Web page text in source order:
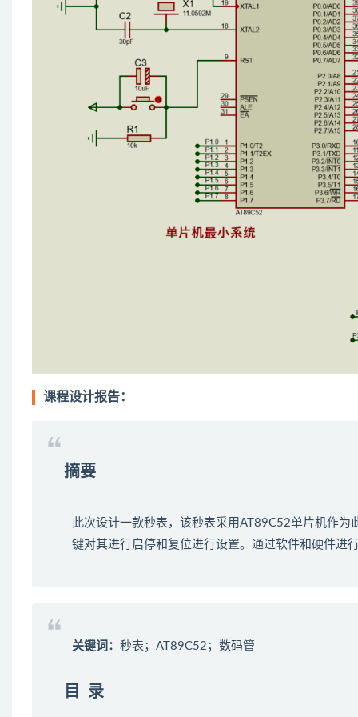
课程设计报告：
摘要
此次设计一款秒表，该秒表采用AT89C52单片机作
键对其进行启停和复位进行设置。通过软件和硬件进
关键词： 秒表；AT89C52；数码管
目 录